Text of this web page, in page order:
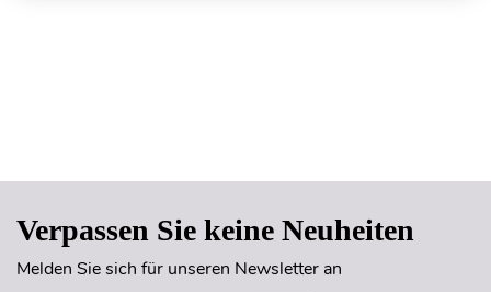
Verpassen Sie keine Neuheiten
Melden Sie sich für unseren Newsletter an